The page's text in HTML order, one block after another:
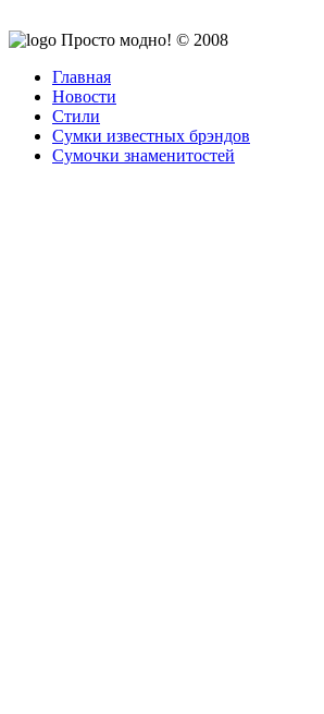
Просто модно! © 2008
Главная
Новости
Стили
Сумки известных брэндов
Сумочки знаменитостей